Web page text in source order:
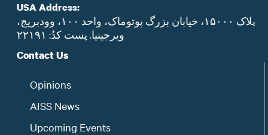
USA Address:
پلاک ۱۵۰۰۰، خیابان بزرگ پوتوماک، واحد ۱۰۰، وودبریج،
ویرجینیا. پست‌ کدُ: ۲۲۱۹۱
Contact Us
Opinions
AISS News
Upcoming Events